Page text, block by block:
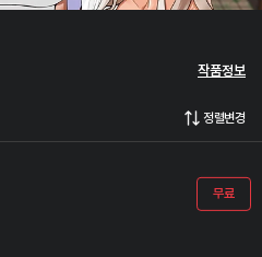
작품정보
정렬변경
무료